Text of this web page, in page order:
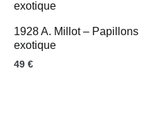
1928 A. Millot – Papillons
exotique
49 €